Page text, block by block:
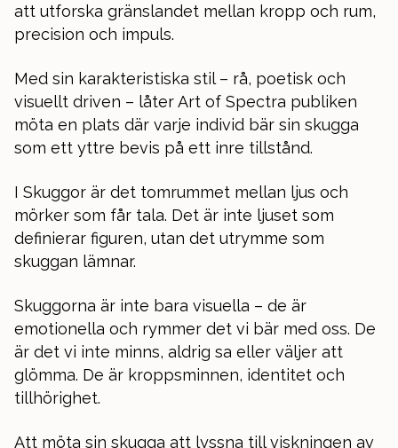
att utforska gränslandet mellan kropp och rum,
precision och impuls.
Med sin karakteristiska stil – rå, poetisk och
visuellt driven – låter Art of Spectra publiken
möta en plats där varje individ bär sin skugga
som ett yttre bevis på ett inre tillstånd.
I Skuggor är det tomrummet mellan ljus och
mörker som får tala. Det är inte ljuset som
definierar figuren, utan det utrymme som
skuggan lämnar.
Skuggorna är inte bara visuella – de är
emotionella och rymmer det vi bär med oss. De
är det vi inte minns, aldrig sa eller väljer att
glömma. De är kroppsminnen, identitet och
tillhörighet.
Att möta sin skugga att lyssna till viskningen av